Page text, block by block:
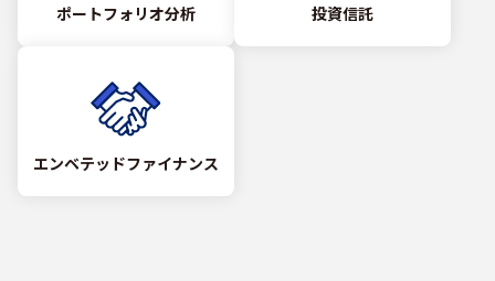
ポートフォリオ分析 投資信託
エンベテッドファイナンス